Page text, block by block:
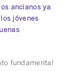
ancianos ya
jóvenes
fundamental